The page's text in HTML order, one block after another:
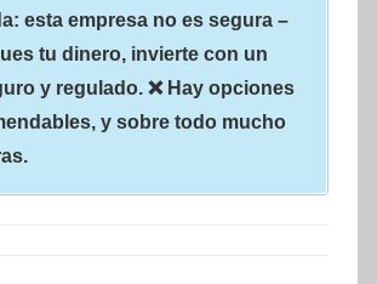
esta empresa no es segura –
tu dinero, invierte con un
y regulado. ❌ Hay opciones
y sobre todo mucho